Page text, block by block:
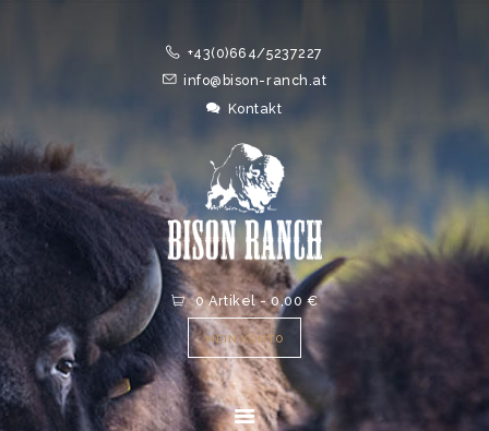
+43(0)664/5237227
info@bison-ranch.at
Kontakt
0 Artikel-0,00 €
MEIN KONTO
ONLINESHOP
NEWS
EVENTS